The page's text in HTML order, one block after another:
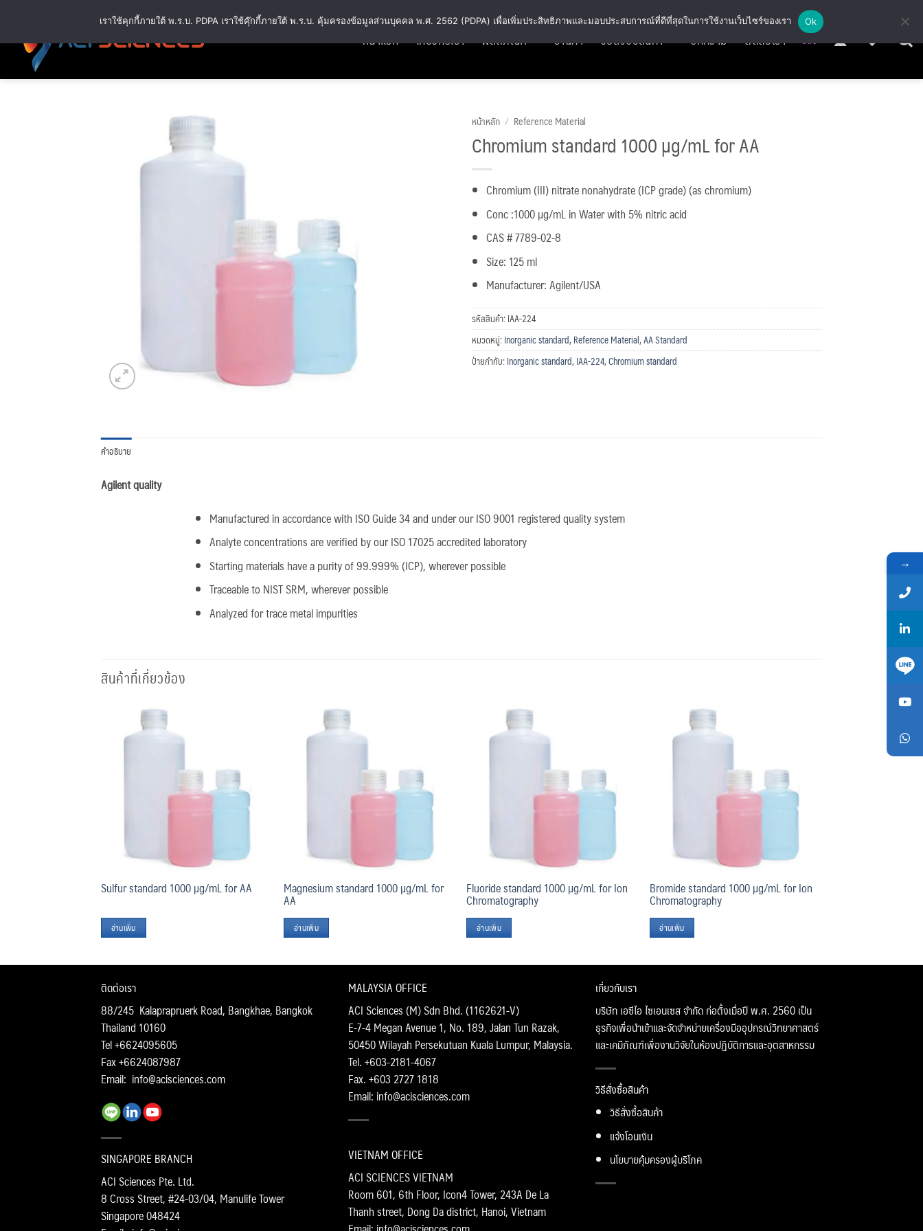
ยัง
หน้าแรก เกี่ยวกับเรา ผลิตภัณฑ์ ร้านค้า วิธีสั่งซื้อสินค้า บทความ ติดต่อเรา
หน้าหลัก / Reference Material
Chromium standard 1000 µg/mL for AA
Chromium (III) nitrate nonahydrate (ICP grade) (as chromium)
Conc :1000 µg/mL in Water with 5% nitric acid
CAS # 7789-02-8
Size: 125 ml
Manufacturer: Agilent/USA
รหัสสินค้า:IAA-224
หมวดหมู่:Inorganic standard, Reference Material,AA Standard
ป้ายกำกับ:Inorganic standard, IAA-224,Chromium standard
คำอธิบาย
Agilent quality
Manufactured in accordance with ISO Guide 34 and under our ISO 9001 registered quality system
Analyte concentrations are verified by our ISO 17025 accredited laboratory
Starting materials have a purity of 99.999% (ICP), wherever possible
Traceable to NIST SRM, wherever possible
Analyzed for trace metal impurities
สินค้าที่เกี่ยวข้อง
Sulfur standard 1000 µg/mL for AA
อ่านเพิ่ม
Magnesium standard 1000 µg/mL for
AA
อ่านเพิ่ม
Fluoride standard 1000 µg/mL for Ion
Chromatography
อ่านเพิ่ม
Bromide standard 1000 µg/mL for Ion
Chromatography
อ่านเพิ่ม
ติดต่อเรา
88/245 Kalaprapruerk Road, Bangkhae, Bangkok
Thailand 10160
Tel +6624095605
Fax +6624087987
Email: info@acisciences.com
SINGAPORE BRANCH
ACI Sciences Pte. Ltd.
8 Cross Street, #24-03/04, Manulife Tower
Singapore 048424
MALAYSIA OFFICE
ACI Sciences (M) Sdn Bhd. (1162621-V)
E-7-4 Megan Avenue 1, No. 189, Jalan Tun Razak,
50450 Wilayah Persekutuan Kuala Lumpur, Malaysia.
Tel. +603-2181-4067
Fax. +603 2727 1818
Email: info@acisciences.com
VIETNAM OFFICE
ACI SCIENCES VIETNAM
Room 601, 6th Floor, Icon4 Tower, 243A De La
Thanh street, Dong Da district, Hanoi, Vietnam
เกี่ยวกับเรา
บริษัท เอซีไอ ไซเอนเซส จำกัด ก่อตั้งเมื่อปี พ.ศ. 2560 เป็น
ธุรกิจเพื่อนำเข้าและจัดจำหน่ายเครื่องมืออุปกรณ์วิทยาศาสตร์
และเคมีภัณฑ์เพื่องานวิจัยในห้องปฏิบัติการและอุตสาหกรรม
วิธีสั่งซื้อสินค้า
วิธีสั่งซื้อสินค้า
แจ้งโอนเงิน
นโยบายคุ้มครองผู้บริโภค
→
เราใช้คุกกี้ภายใต้ พ.ร.บ. PDPA เราใช้คุ๊กกี้ภายใต้ พ.ร.บ. คุ้มครองข้อมูลส่วนบุคคล พ.ศ. 2562 (PDPA) เพื่อเพิ่มประสิทธิภาพและมอบประสบการณ์ที่ดีที่สุดในการใช้งานเว็บไซร์ของเรา Ok